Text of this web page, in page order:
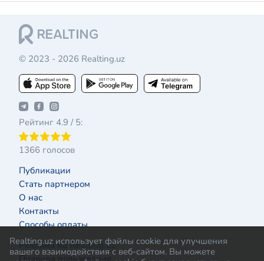
Realting.uz использует файлы cookie для улучшения
вашего взаимодействия с веб-сайтом. Вы можете
© 2023 - 2026 Realting.uz
Рейтинг 4.9 / 5:
1366 голосов
Публикации
Стать партнером
О нас
Контакты
Способы оплаты
Реклама на Realting.uz
Правила пользования